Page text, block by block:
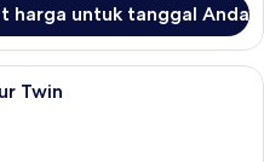
harga untuk tanggal Anda
Televisi LCD 42-inci dengan saluran
Twin